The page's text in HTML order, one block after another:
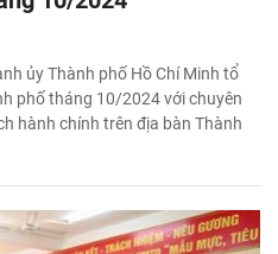
ủy Thành phố Hồ Chí Minh tổ
phố tháng 10/2024 với chuyên
hành chính trên địa bàn Thành